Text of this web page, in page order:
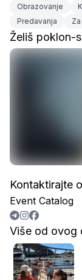
Obrazovanje
Predavanja
Želiš poklon-
Kontaktirajte
Event Catalog
Više od ovog